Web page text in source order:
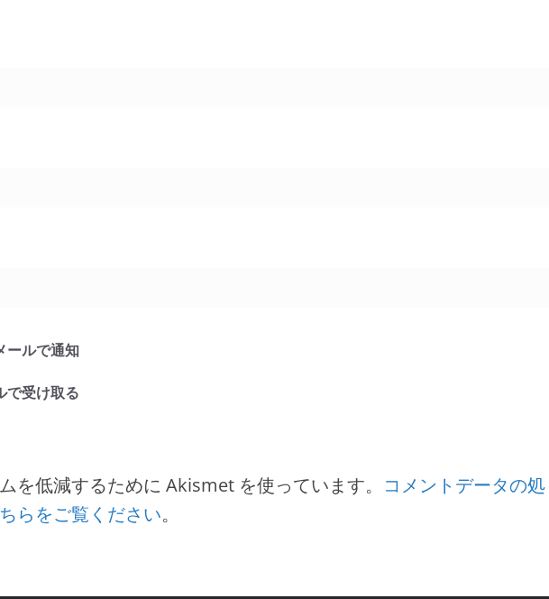
ールで通知
で受け取る
を低減するために Akismet を使っています。 コメントデータの処
らをご覧ください。